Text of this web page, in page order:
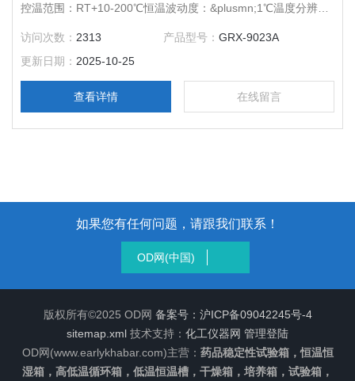
控温范围：RT+10-200℃恒温波动度：&plusmn;1℃温度分辨
寸：625*540*500公称容积：20L载物托架（标配）：2块定时范
围：1-9999分钟
访问次数： 2313 产品型号：GRX-9023A
更新日期： 2025-10-25
查看详情 在线留言
如果您有任何问题，请跟我们联系！
OD网(中国)
版权所有©2025 OD网 备案号：沪ICP备09042245号-4
sitemap.xml 技术支持： 化工仪器网 管理登陆
OD网(www.earlykhabar.com)主营： 药品稳定性试验箱，恒温恒
湿箱，高低温循环箱，低温恒温槽，干燥箱，培养箱，试验箱，